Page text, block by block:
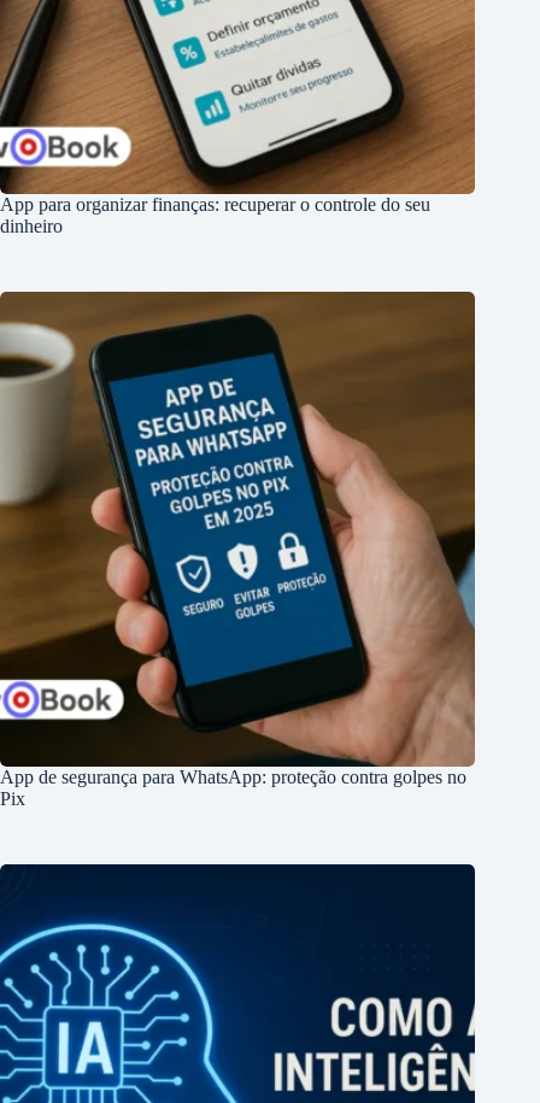
App para organizar finanças: recuperar o controle do seu
dinheiro
App de segurança para WhatsApp: proteção contra golpes no
Pix